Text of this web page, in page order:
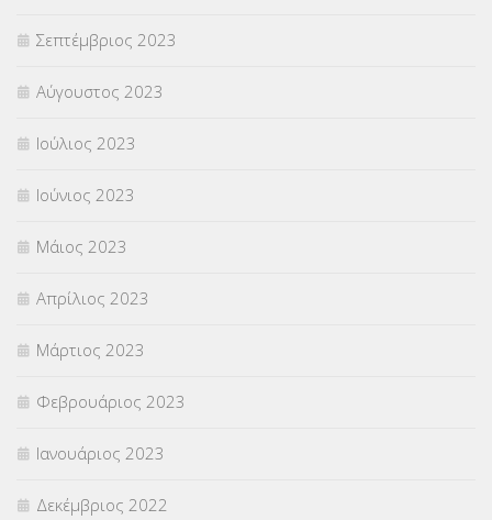
Σεπτέμβριος 2023
Αύγουστος 2023
Ιούλιος 2023
Ιούνιος 2023
Μάιος 2023
Απρίλιος 2023
Μάρτιος 2023
Φεβρουάριος 2023
Ιανουάριος 2023
Δεκέμβριος 2022